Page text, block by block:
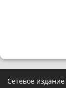
Сетевое издание